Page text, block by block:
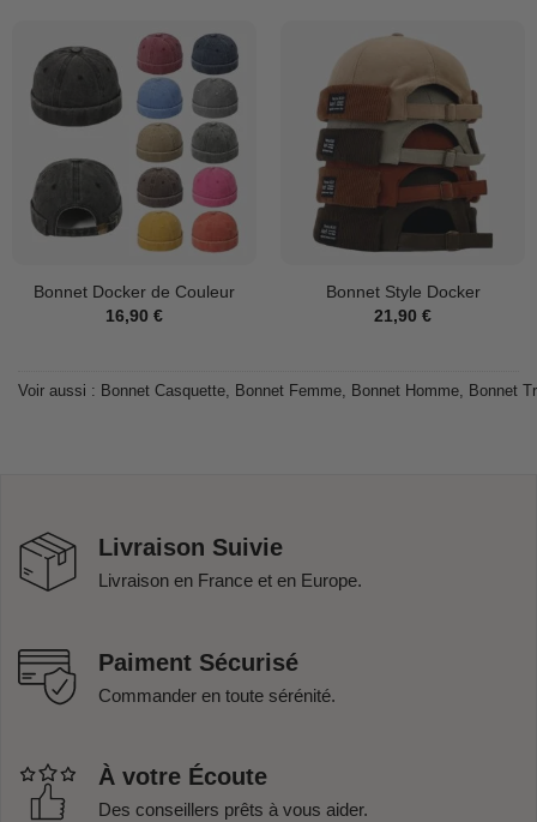
Bonnet Docker de Couleur
16,90 €
Bonnet Style Docker
21,90 €
Voir aussi : Bonnet Casquette, Bonnet Femme, Bonnet Homme, Bonnet
Livraison Suivie
Livraison en France et en Europe.
Paiment Sécurisé
Commander en toute sérénité.
À votre Écoute
Des conseillers prêts à vous aider.